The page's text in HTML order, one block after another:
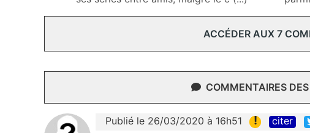
ACCÉDER AUX 7
COMMENTAIRES
Publié le 26/03/2020 à 16h51 ! citer